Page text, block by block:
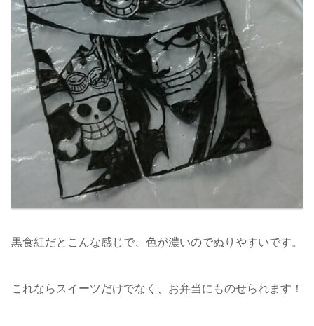
黒食紅だとこんな感じで、色が濃いのでぬりやすいです。
これならスイーツだけでなく、お弁当にものせられます！